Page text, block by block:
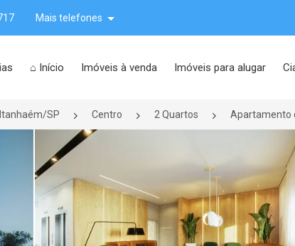
Mais telefones
⌂ Início Imóveis à venda Imóveis para alugar
Itanhaém/SP Centro 2 Quartos Apartamento